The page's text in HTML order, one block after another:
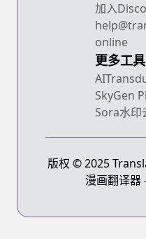
加入
online
更多工具
SkyGen
Sora水印
版权 © 2025
漫画翻译器